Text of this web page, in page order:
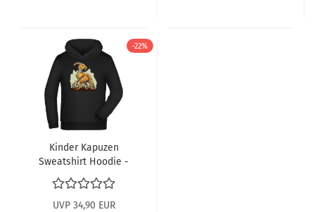
-22%
Kinder Kapuzen
Sweatshirt Hoodie -
Parasaurolophus
UVP 34,90 EUR